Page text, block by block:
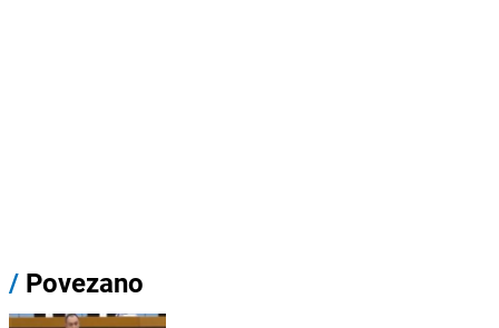
/ Povezano